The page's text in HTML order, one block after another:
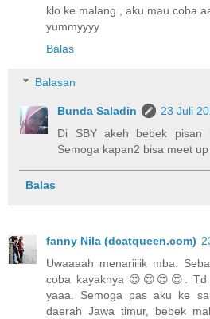
klo ke malang , aku mau coba
yummyyyy
Balas
Balasan
Bunda Saladin
23 Juli
Di SBY akeh bebek pisan
Semoga kapan2 bisa meet up
Balas
fanny Nila (dcatqueen.com)
Uwaaaah menariiiik mba.
coba kayaknya 😍😍😍😍. Td
yaaa. Semoga pas aku ke
daerah Jawa timur, bebek